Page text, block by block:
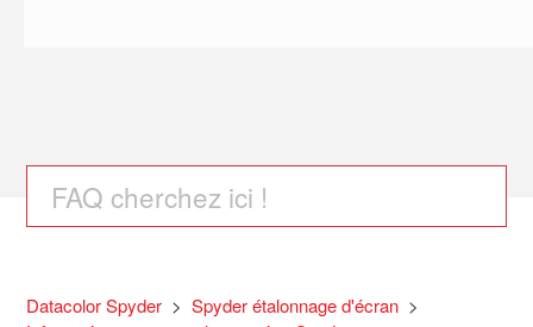
Datacolor Spyder
Spyder étalonnage d'écran